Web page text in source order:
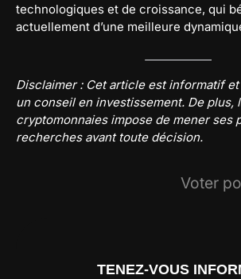
technologiques et de croissance, qui
actuellement d’une meilleure
Disclaimer : Cet article est informatif
un conseil en investissement. De plus,
cryptomonnaies impose de mener ses
recherches avant toute décision.
Voter
TENEZ-VOUS